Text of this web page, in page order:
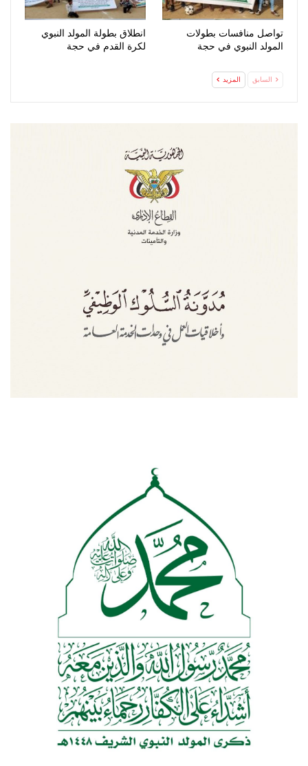
تواصل منافسات بطولات
المولد النبوي في حجة
انطلاق بطولة المولد النبوي
لكرة القدم في حجة
السابق المزيد